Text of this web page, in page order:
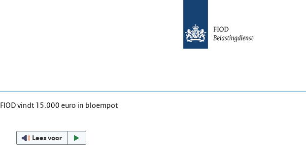
FIOD vindt 15.000 euro in bloempot
Lees voor